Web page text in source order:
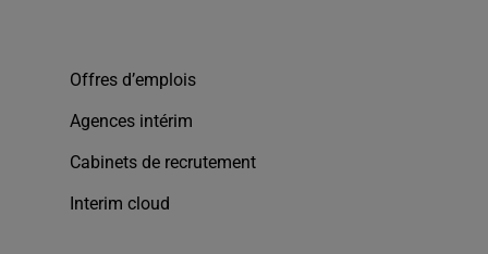
Offres d’emplois
Agences intérim
Cabinets de recrutement
Interim cloud